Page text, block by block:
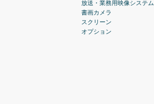
放送・業務用映像システム
書画カメラ
スクリーン
オプション